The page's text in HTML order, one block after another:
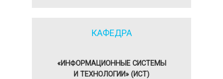
КАФЕДРА
«ИНФОРМАЦИОННЫЕ СИСТЕМЫ
И ТЕХНОЛОГИИ» (ИСТ)